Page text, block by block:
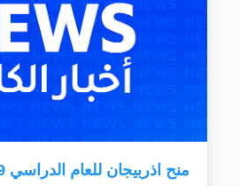
منح اذربيجان للعام الدراسي 2019